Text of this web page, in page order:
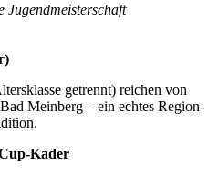
Jugendmeisterschaft
getrennt) reichen von
Meinberg – ein echtes Region-
Kader